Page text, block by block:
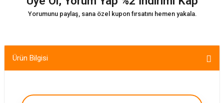
Yorumunu paylaş, sana özel kupon fırsatını hemen yakala.
Ürün Bilgisi